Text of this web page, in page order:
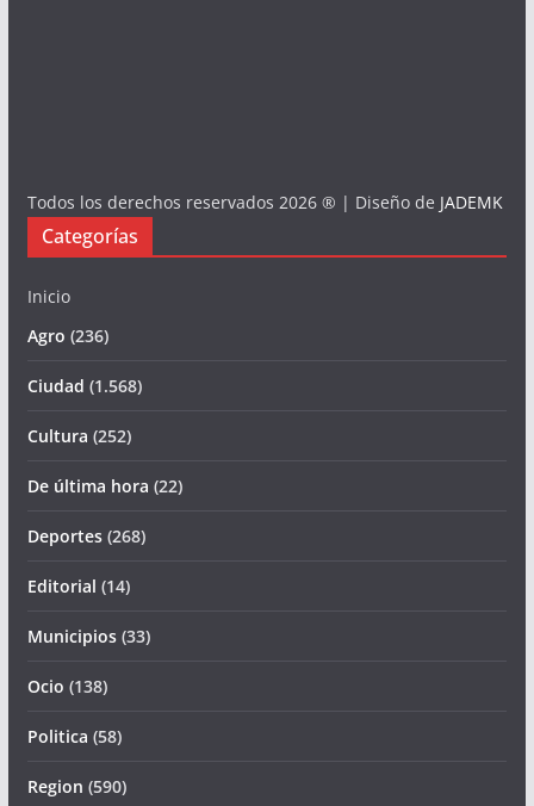
Todos los derechos reservados 2026 ® | Diseño de JADEMK
Categorías
Inicio
Agro (236)
Ciudad (1.568)
Cultura (252)
De última hora (22)
Deportes(268)
Editorial (14)
Municipios(33)
Ocio (138)
Politica (58)
Region (590)